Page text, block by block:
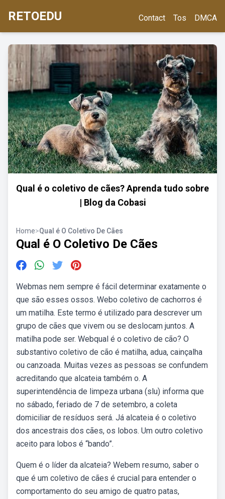
RETOEDU Contact Tos DMCA
Qual é o coletivo de cães? Aprenda tudo sobre
| Blog da Cobasi
Home>Qual é O Coletivo De Cães
Qual é O Coletivo De Cães
Webmas nem sempre é fácil determinar exatamente o
que são esses ossos. Webo coletivo de cachorros é
um matilha. Este termo é utilizado para descrever um
grupo de cães que vivem ou se deslocam juntos. A
matilha pode ser. Webqual é o coletivo de cão? O
substantivo coletivo de cão é matilha, adua, cainçalha
ou canzoada. Muitas vezes as pessoas se confundem
acreditando que alcateia também o. A
superintendência de limpeza urbana (slu) informa que
no sábado, feriado de 7 de setembro, a coleta
domiciliar de resíduos será. Já alcateia é o coletivo
dos ancestrais dos cães, os lobos. Um outro coletivo
aceito para lobos é “bando”.
Quem é o líder da alcateia? Webem resumo, saber o
que é um coletivo de cães é crucial para entender o
comportamento do seu amigo de quatro patas,